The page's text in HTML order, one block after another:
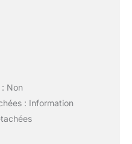
Non
: Information